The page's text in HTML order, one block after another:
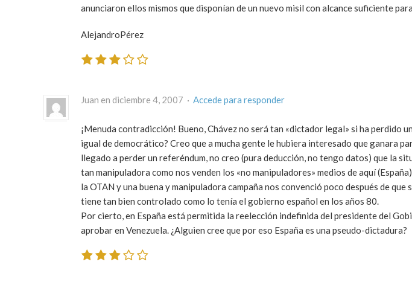
anunciaron ellos mismos que disponían de un nuevo misil con alcance suficiente
AlejandroPérez
Juan en diciembre 4, 2007 · Accede para responder
¡Menuda contradicción! Bueno, Chávez no será tan «dictador legal» si ha perdido
igual de democrático? Creo que a mucha gente le hubiera interesado que ganara
llegado a perder un referéndum, no creo (pura deducción, no tengo datos) que la
tan manipuladora como nos venden los «no manipuladores» medios de aquí
la OTAN y una buena y manipuladora campaña nos convenció poco después de que
tiene tan bien controlado como lo tenía el gobierno español en los años 80.
Por cierto, en España está permitida la reelección indefinida del presidente del
aprobar en Venezuela. ¿Alguien cree que por eso España es una pseudo-dictadura?